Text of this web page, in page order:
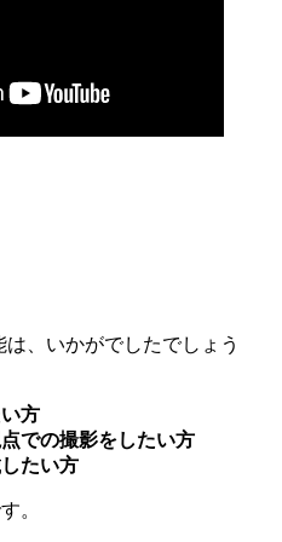
は、いかがでしたでしょう
方
での撮影をしたい方
たい方
。